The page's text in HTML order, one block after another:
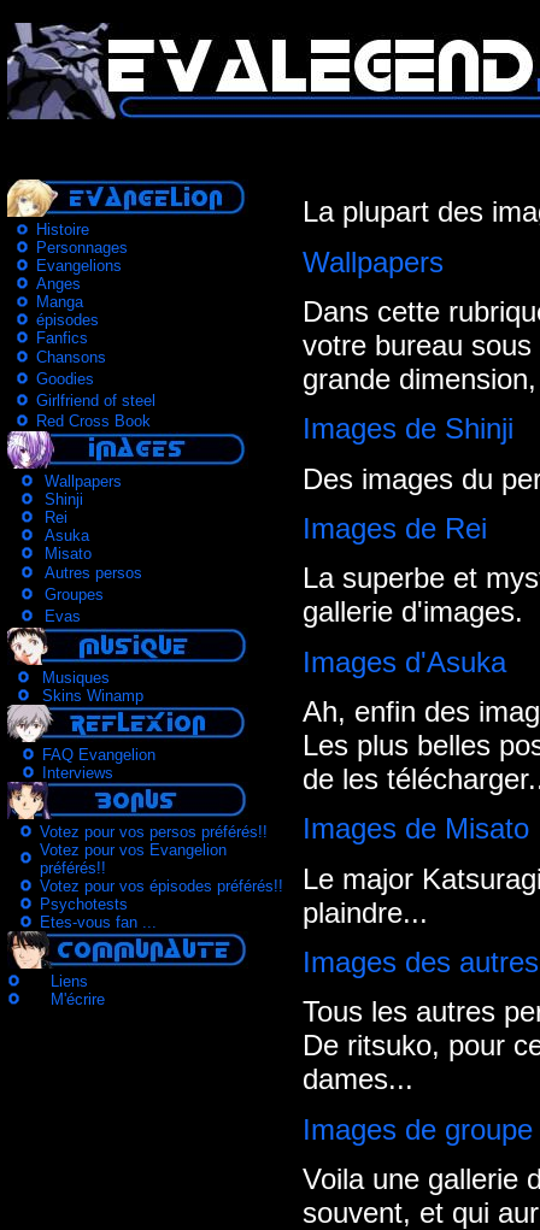
Histoire
Personnages
Evangelions
Anges
Manga
épisodes
Fanfics
Chansons
Goodies
Girlfriend of steel
Red Cross Book
Wallpapers
Shinji
Rei
Asuka
Misato
Autres persos
Groupes
Evas
Musiques
Skins Winamp
FAQ Evangelion
Interviews
Votez pour vos persos préférés!!
Votez pour vos Evangelion
préférés!!
Votez pour vos épisodes préférés!!
Psychotests
Etes-vous fan ...
Liens
M'écrire
La plupart des
Wallpapers
Dans cette
votre bureau
grande
Images de Shinji
Des images du
Images de Rei
La superbe et
gallerie d'images.
Images d'Asuka
Ah, enfin des
Les plus belles
de les
Images de Misato
Le major
plaindre...
Images des
Tous les autres
De ritsuko, pour
dames...
Images de groupe
Voila une gallerie
souvent, et qui